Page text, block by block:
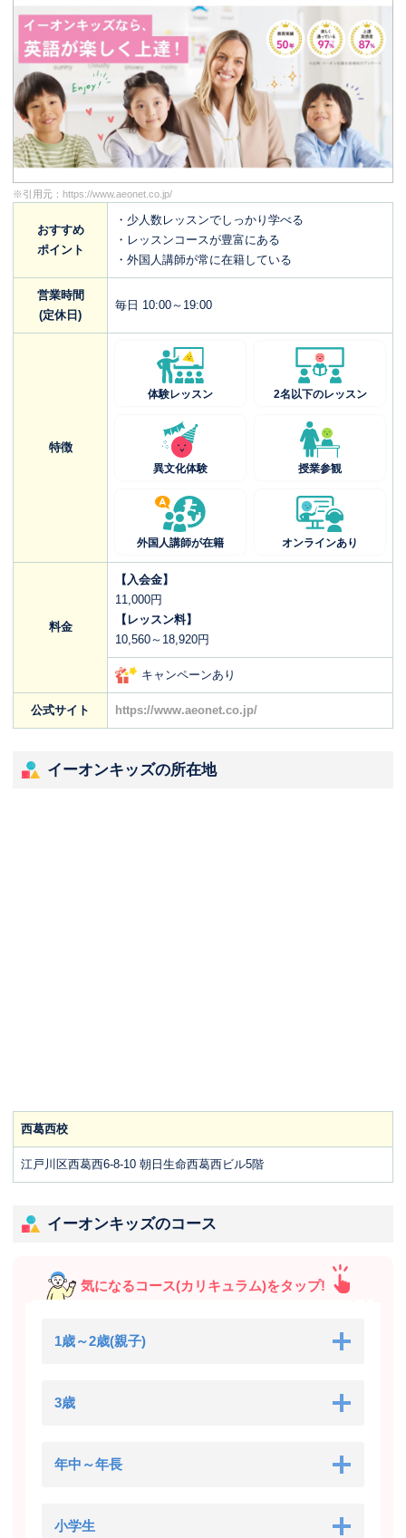
※引用元： https://www.aeonet.co.jp/
おすすめ
ポイント
・少人数レッスンでしっかり学べる
・レッスンコースが豊富にある
・外国人講師が常に在籍している
営業時間
(定休日)
毎日 10:00～19:00
特徴
体験レッスン 2名以下のレッスン
異文化体験 授業参観
外国人講師が在籍 オンラインあり
料金
【入会金】
11,000円
【レッスン料】
10,560～18,920円
キャンペーンあり
公式サイト https://www.aeonet.co.jp/
イーオンキッズの所在地
西葛西校
江戸川区西葛西6-8-10 朝日生命西葛西ビル5階
イーオンキッズのコース
気になるコース(カリキュラム)をタップ!
1歳～2歳(親子)
3歳
年中～年長
小学生